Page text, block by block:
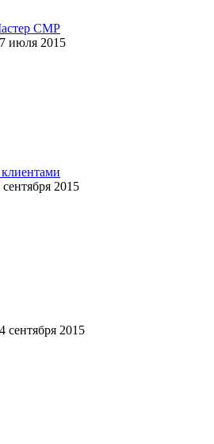
СМР
июля 2015
сентября 2015
сентября 2015